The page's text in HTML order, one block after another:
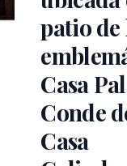
patio de
Casa
Conde
Casa